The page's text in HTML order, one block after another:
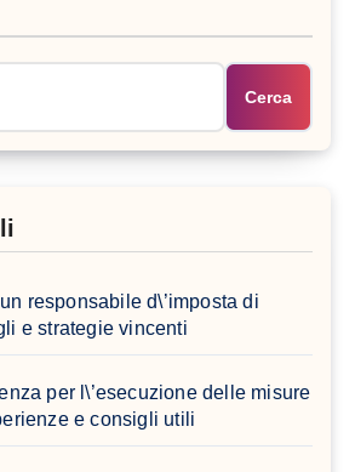
Cerca
responsabile d\’imposta di
e strategie vincenti
per l\’esecuzione delle misure
e consigli utili